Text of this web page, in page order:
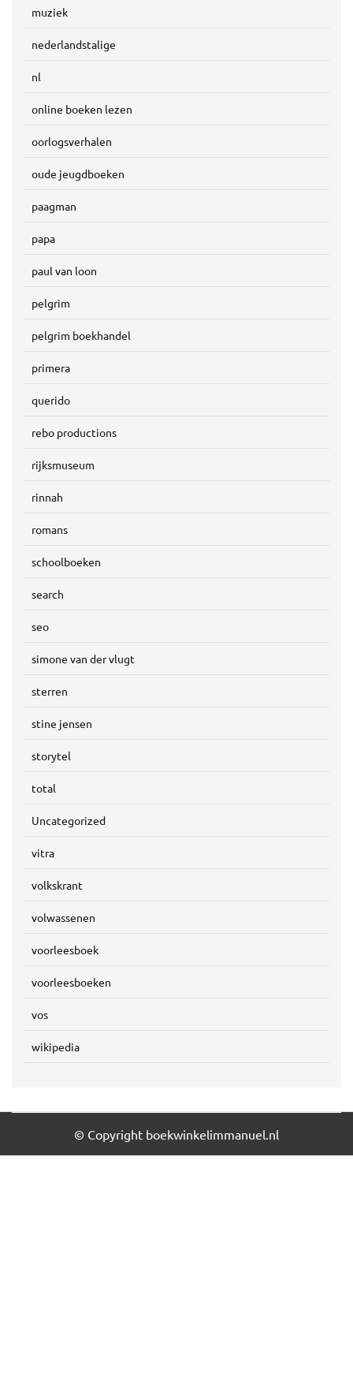
muziek
nederlandstalige
nl
online boeken lezen
oorlogsverhalen
oude jeugdboeken
paagman
papa
paul van loon
pelgrim
pelgrim boekhandel
primera
querido
rebo productions
rijksmuseum
rinnah
romans
schoolboeken
search
seo
simone van der vlugt
sterren
stine jensen
storytel
total
Uncategorized
vitra
volkskrant
volwassenen
voorleesboek
voorleesboeken
vos
wikipedia
© Copyright boekwinkelimmanuel.nl